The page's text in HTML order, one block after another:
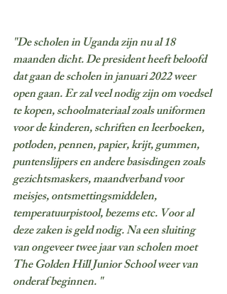
"De scholen in Uganda zijn nu al 18
maanden dicht. De president heeft beloofd
dat gaan de scholen in januari 2022 weer
open gaan. Er zal veel nodig zijn om voedsel
te kopen, schoolmateriaal zoals uniformen
voor de kinderen, schriften en leerboeken,
potloden, pennen, papier, krijt, gummen,
puntenslijpers en andere basisdingen zoals
gezichtsmaskers, maandverband voor
meisjes, ontsmettingsmiddelen,
temperatuurpistool, bezems etc. Voor al
deze zaken is geld nodig. Na een sluiting
van ongeveer twee jaar van scholen moet
The Golden Hill Junior School weer van
onderaf beginnen. "